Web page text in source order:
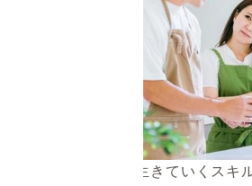
小さなうちから「生きていくスキ